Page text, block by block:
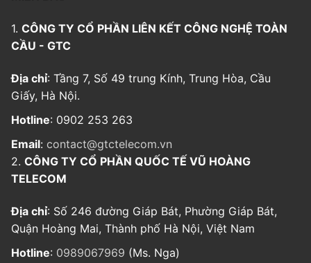
1. CÔNG TY CỔ PHẦN LIÊN KẾT CÔNG NGHỆ TOÀN
CẦU - GTC
Địa chỉ: Tầng 7, Số 49 trung Kính, Trung Hòa, Cầu
Giấy, Hà Nội.
Hotline: 0902 253 263
Email: contact@gtctelecom.vn
2. CÔNG TY CỔ PHẦN QUỐC TẾ VŨ HOÀNG
TELECOM
Địa chỉ: Số 246 đường Giáp Bát, Phường Giáp Bát,
Quận Hoàng Mai, Thành phố Hà Nội, Việt Nam
Hotline: 0989067969 (Ms. Nga)